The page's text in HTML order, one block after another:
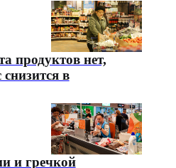
продуктов нет,
в
и гречкой